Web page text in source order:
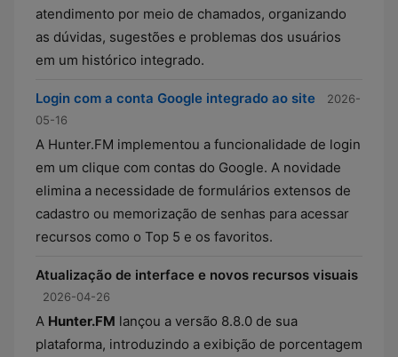
atendimento por meio de chamados, organizando
as dúvidas, sugestões e problemas dos usuários
em um histórico integrado.
Login com a conta Google integrado ao site
2026-
05-16
A Hunter.FM implementou a funcionalidade de login
em um clique com contas do Google. A novidade
elimina a necessidade de formulários extensos de
cadastro ou memorização de senhas para acessar
recursos como o Top 5 e os favoritos.
Atualização de interface e novos recursos visuais
2026-04-26
A Hunter.FM lançou a versão 8.8.0 de sua
plataforma, introduzindo a exibição de porcentagem